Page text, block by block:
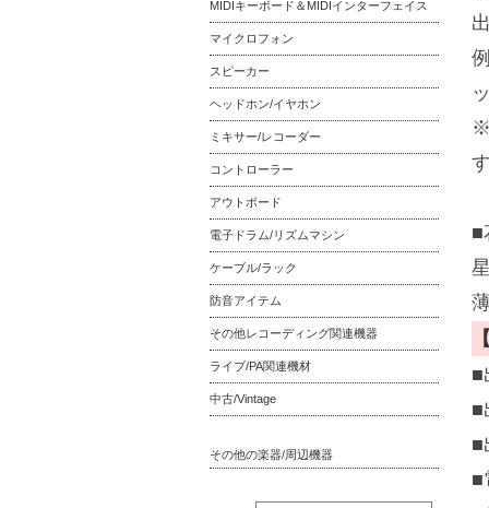
※
■
■
■
■
■
MIDIキーボード＆MIDIインターフェイス
マイクロフォン
スピーカー
ヘッドホン/イヤホン
ミキサー/レコーダー
コントローラー
アウトボード
電子ドラム/リズムマシン
ケーブル/ラック
防音アイテム
その他レコーディング関連機器
ライブ/PA関連機材
中古/Vintage
その他の楽器/周辺機器